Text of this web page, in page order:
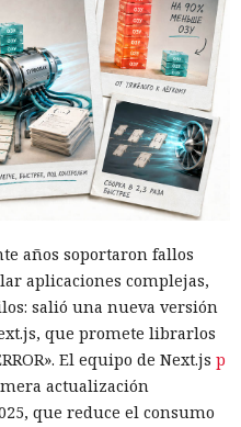
años soportaron fallos
aplicaciones complejas,
salió una nueva versión
que promete librarlos
El equipo de Next.js p
actualización
que reduce el consumo